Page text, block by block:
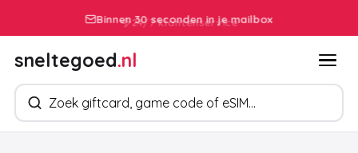
Binnen 30 seconden in je mailbox
sneltegoed.nl
Zoek producten